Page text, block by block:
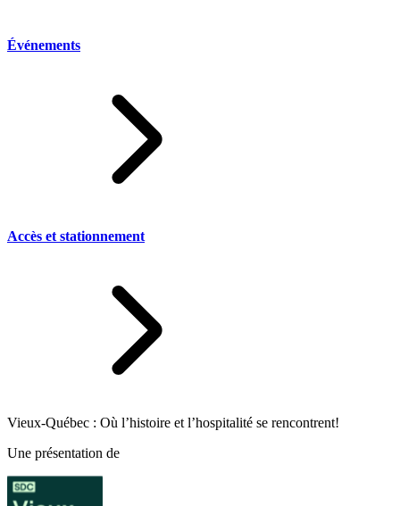
Événements
Accès et stationnement
Vieux-Québec : Où l’histoire et l’hospitalité se rencontrent!
Une présentation de